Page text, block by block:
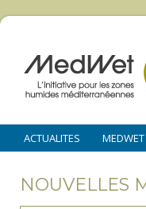
ACTUALITES MEDWET
NOUVELLES